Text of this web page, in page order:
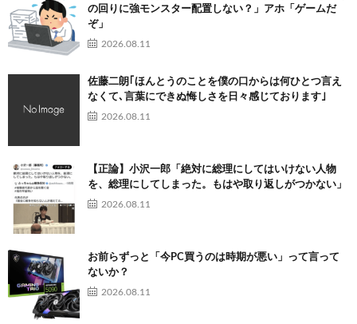
の回りに強モンスター配置しない？」アホ「ゲームだ
ぞ」
2026.08.11
佐藤二朗｢ほんとうのことを僕の口からは何ひとつ言え
なくて､言葉にできぬ悔しさを日々感じております｣
2026.08.11
【正論】小沢一郎「絶対に総理にしてはいけない人物
を、総理にしてしまった。もはや取り返しがつかない」
2026.08.11
お前らずっと「今PC買うのは時期が悪い」って言って
ないか？
2026.08.11